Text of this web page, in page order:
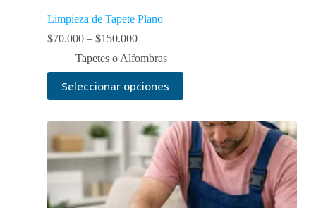
Limpieza de Tapete Plano
$70.000 – $150.000
Tapetes o Alfombras
Seleccionar opciones